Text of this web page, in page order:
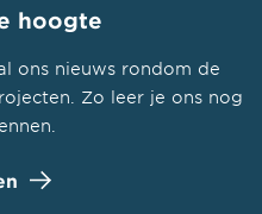
hoogte
ons nieuws rondom de
Zo leer je ons nog